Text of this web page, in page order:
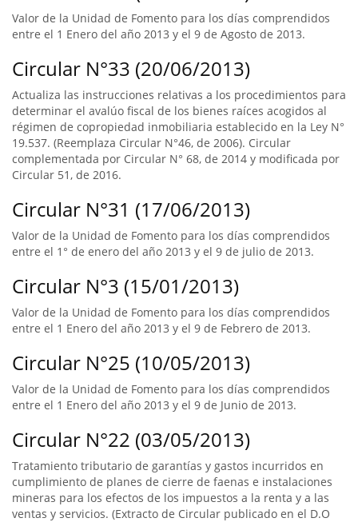
Valor de la Unidad de Fomento para los días comprendidos
entre el 1 Enero del año 2013 y el 9 de Agosto de 2013.
Circular N°33 (20/06/2013)
Actualiza las instrucciones relativas a los procedimientos para
determinar el avalúo fiscal de los bienes raíces acogidos al
régimen de copropiedad inmobiliaria establecido en la Ley N°
19.537. (Reemplaza Circular N°46, de 2006). Circular
complementada por Circular N° 68, de 2014 y modificada por
Circular 51, de 2016.
Circular N°31 (17/06/2013)
Valor de la Unidad de Fomento para los días comprendidos
entre el 1° de enero del año 2013 y el 9 de julio de 2013.
Circular N°3 (15/01/2013)
Valor de la Unidad de Fomento para los días comprendidos
entre el 1 Enero del año 2013 y el 9 de Febrero de 2013.
Circular N°25 (10/05/2013)
Valor de la Unidad de Fomento para los días comprendidos
entre el 1 Enero del año 2013 y el 9 de Junio de 2013.
Circular N°22 (03/05/2013)
Tratamiento tributario de garantías y gastos incurridos en
cumplimiento de planes de cierre de faenas e instalaciones
mineras para los efectos de los impuestos a la renta y a las
ventas y servicios. (Extracto de Circular publicado en el D.O